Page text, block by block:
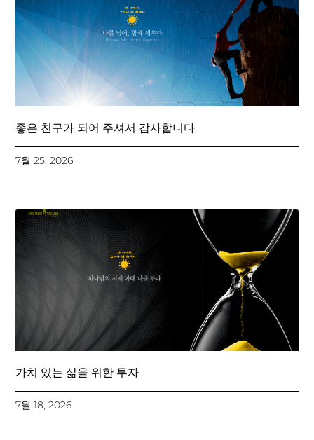
좋은 친구가 되어 주셔서 감사합니다.
7월 25, 2026
가치 있는 삶을 위한 투자
7월 18, 2026